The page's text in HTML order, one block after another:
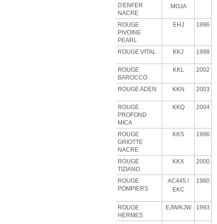
D'ENFER
NACRE
MOJA
ROUGE
PIVOINE
PEARL
EHJ 1996
ROUGE VITAL KKJ 1998
ROUGE
BAROCCO
KKL 2002
ROUGE ADEN KKN 2003
ROUGE
PROFOND
MICA
KKQ 2004
ROUGE
GRIOTTE
NACRE
KKS 1996
ROUGE
TIZIANO
KKX 2000
ROUGE
POMPIERS
AC445 /
EKC
1980
ROUGE
HERMES
EJW/KJW 1993